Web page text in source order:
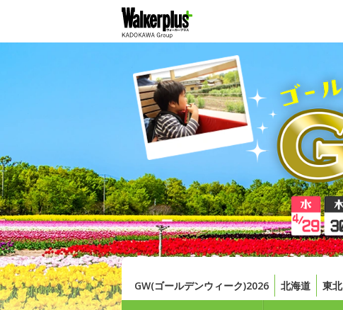
GW(ゴールデンウィーク)2026 北海道 東北